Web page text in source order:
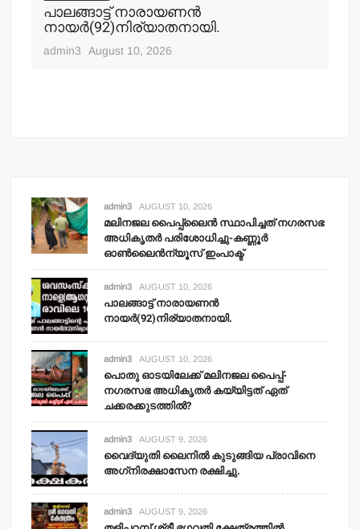
പാലങ്ങാട്ട് നാരായണന്‍
നായര്‍(92)നിര്യാതനായി.
admin3 August 10, 2026
admin3 AUGUST 10, 2026
മലിനജല പൈപ്പ്‌ലൈന്‍ സ്ഥാപിച്ചത് നഗരസഭ
അധികൃതര്‍ പരിശോധിച്ചു-കണ്ണൂര്‍
ഓണ്‍ലൈന്‍ന്യൂസ് ഇംപാക്ട്‌
admin3 AUGUST 10, 2026
പാലങ്ങാട്ട് നാരായണന്‍
നായര്‍(92)നിര്യാതനായി.
admin3 AUGUST 10, 2026
പൊതു ഓടയിലേക്ക് മലിനജല പൈപ്പ്-
നഗരസഭ അധികൃതര്‍ കയ്യിട്ടത് ഏത്
ചക്കരക്കുടത്തില്‍?
admin3 AUGUST 9, 2026
വൈദ്യുതി ലൈനില്‍ കുടുങ്ങിയ പ്രാവിനെ
അഗ്‌നിരക്ഷാസേന രക്ഷിച്ചു.
admin3 AUGUST 9, 2026